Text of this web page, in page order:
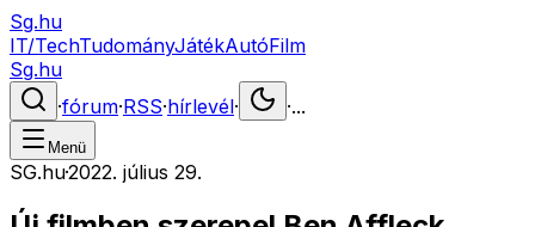
Sg.hu
IT/TechTudományJátékAutóFilm
Sg.hu
·fórum·RSS·hírlevél· ·...
Menü
SG.hu·2022. július 29.